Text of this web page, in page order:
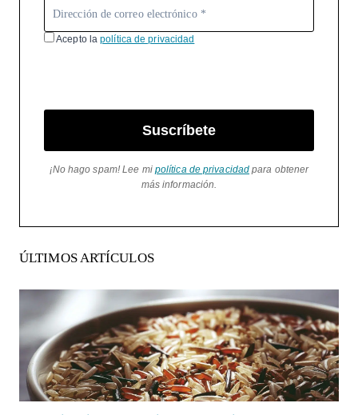
Acepto lapolítica de privacidad
Suscríbete
¡No hago spam! Lee mi política de privacidad para obtener
más información.
ÚLTIMOS ARTÍCULOS